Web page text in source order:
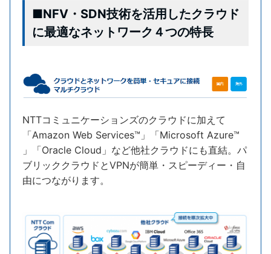
■NFV・SDN技術を活用したクラウド
に最適なネットワーク４つの特長
NTTコミュニケーションズのクラウドに加えて
「Amazon Web Services™」「Microsoft Azure™
」「Oracle Cloud」など他社クラウドにも直結。パ
ブリッククラウドとVPNが簡単・スピーディー・自
由につながります。